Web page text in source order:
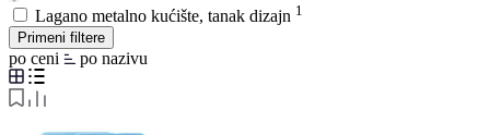
Lagano metalno kućište, tanak dizajn 1
Primeni filtere
po ceni po nazivu